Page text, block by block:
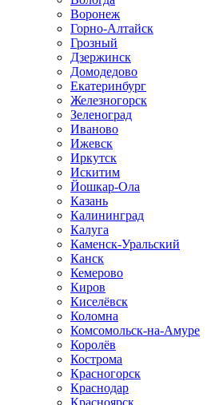
Воронеж
Горно-Алтайск
Грозный
Дзержинск
Домодедово
Екатеринбург
Железногорск
Зеленоград
Иваново
Ижевск
Иркутск
Искитим
Йошкар-Ола
Казань
Калининград
Калуга
Каменск-Уральский
Канск
Кемерово
Киров
Киселёвск
Коломна
Комсомольск-на-Амуре
Королёв
Кострома
Красногорск
Краснодар
Красноярск